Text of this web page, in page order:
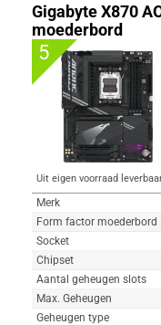
Gigabyte X870
moederbord
5
Uit eigen voorraad
Merk
Form factor moederbord
Socket
Chipset
Aantal geheugen slots
Max. Geheugen
Geheugen type